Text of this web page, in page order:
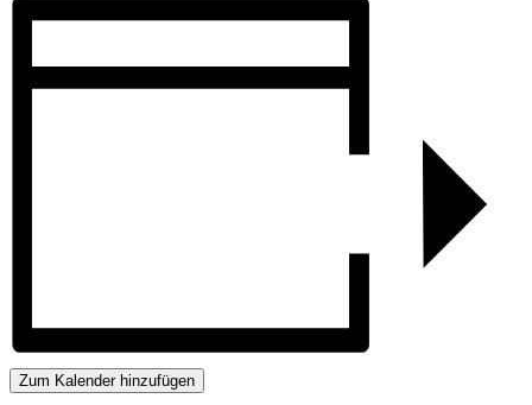
Zum Kalender hinzufügen